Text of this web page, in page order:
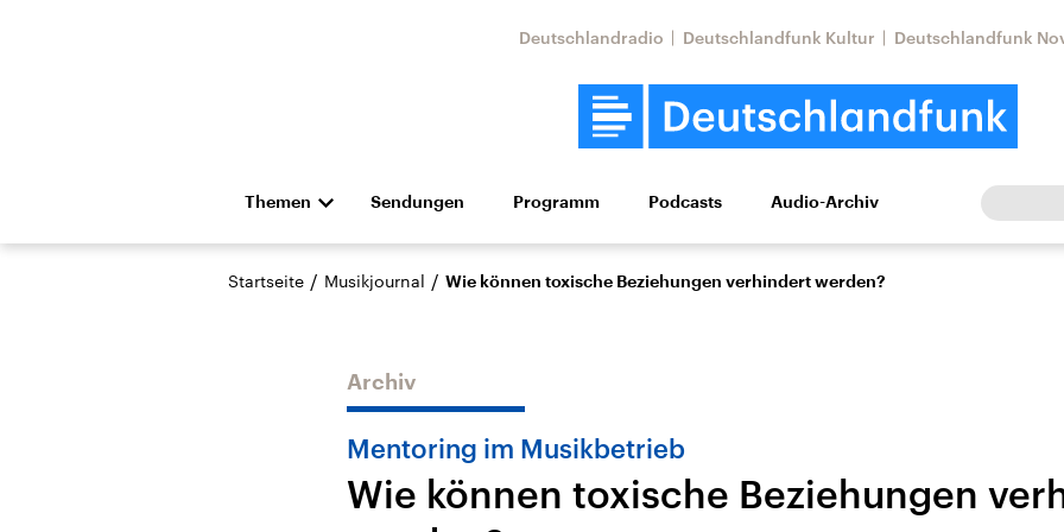
Deutschlandradio Deutschlandfunk Kultur Deutschlandfunk
Themen
Die Nachrichten Politik Wirtschaft Wissen Kultur Europa
Hörspiel und Feature Musik
Landtagswahl Sachsen-
USA
Nahostkonflikt
Iran
Aktuelle Lage und
Sendungen Programm Podcasts Audio-Archiv
Startseite / Musikjournal / Wie können toxische Beziehungen verhindert werden?
Archiv
Mentoring im Musikbetrieb
Wie können toxische Beziehungen